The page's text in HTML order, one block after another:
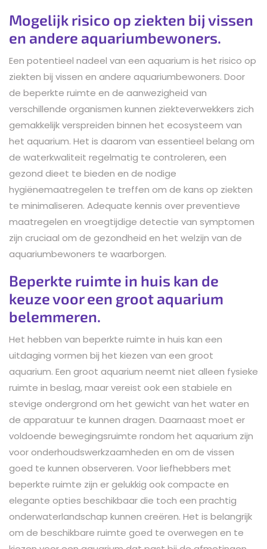
Mogelijk risico op ziekten bij vissen
en andere aquariumbewoners.
Een potentieel nadeel van een aquarium is het risico op
ziekten bij vissen en andere aquariumbewoners. Door
de beperkte ruimte en de aanwezigheid van
verschillende organismen kunnen ziekteverwekkers zich
gemakkelijk verspreiden binnen het ecosysteem van
het aquarium. Het is daarom van essentieel belang om
de waterkwaliteit regelmatig te controleren, een
gezond dieet te bieden en de nodige
hygiënemaatregelen te treffen om de kans op ziekten
te minimaliseren. Adequate kennis over preventieve
maatregelen en vroegtijdige detectie van symptomen
zijn cruciaal om de gezondheid en het welzijn van de
aquariumbewoners te waarborgen.
Beperkte ruimte in huis kan de
keuze voor een groot aquarium
belemmeren.
Het hebben van beperkte ruimte in huis kan een
uitdaging vormen bij het kiezen van een groot
aquarium. Een groot aquarium neemt niet alleen fysieke
ruimte in beslag, maar vereist ook een stabiele en
stevige ondergrond om het gewicht van het water en
de apparatuur te kunnen dragen. Daarnaast moet er
voldoende bewegingsruimte rondom het aquarium zijn
voor onderhoudswerkzaamheden en om de vissen
goed te kunnen observeren. Voor liefhebbers met
beperkte ruimte zijn er gelukkig ook compacte en
elegante opties beschikbaar die toch een prachtig
onderwaterlandschap kunnen creëren. Het is belangrijk
om de beschikbare ruimte goed te overwegen en te